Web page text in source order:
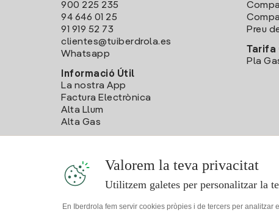
900 225 235
94 646 01 25
91 919 52 73
clientes@tuiberdrola.es
Whatsapp
Informació Útil
La nostra App
Factura Electrònica
Alta Llum
Alta Gas
Preu
Tarifa
Pla
Valorem la teva privacitat
Utilitzem galetes per personalitzar la
En Iberdrola fem servir cookies pròpies i de tercers per